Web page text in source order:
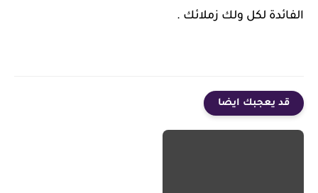
الفائدة لكل ولك زملائك .
قد يعجبك ايضا